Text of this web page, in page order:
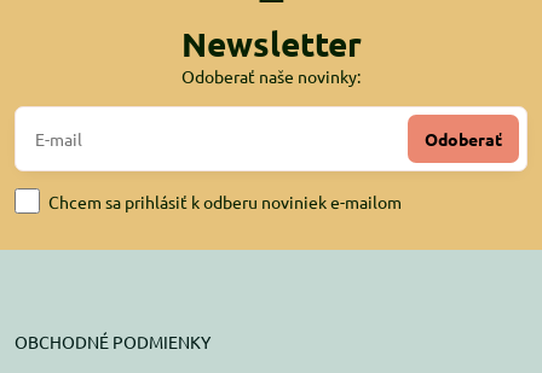
Newsletter
Odoberať naše novinky:
Odoberať
Chcem sa prihlásiť k odberu noviniek e-mailom
OBCHODNÉ PODMIENKY